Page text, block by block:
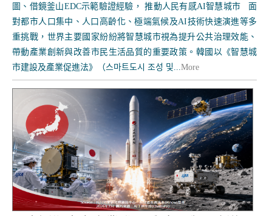
圖、借鏡釜山EDC示範驗證經驗， 推動人民有感AI智慧城市 面
對都市人口集中、人口高齡化、極端氣候及AI技術快速演進等多
重挑戰，世界主要國家紛紛將智慧城市視為提升公共治理效能、
帶動產業創新與改善市民生活品質的重要政策。韓國以《智慧城
市建設及產業促進法》（스마트도시 조성 및...More